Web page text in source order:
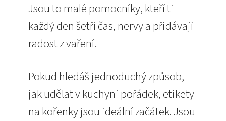
Jsou to malé pomocníky, kteří ti
každý den šetří čas, nervy a přidávají
radost z vaření.
Pokud hledáš jednoduchý způsob,
jak udělat v kuchyni pořádek, etikety
na kořenky jsou ideální začátek. Jsou